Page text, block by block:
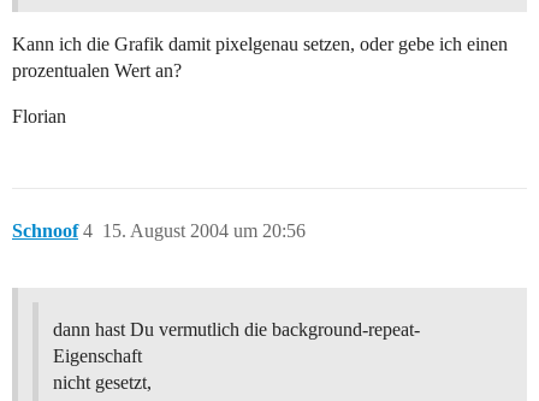
Kann ich die Grafik damit pixelgenau setzen, oder gebe ich einen
prozentualen Wert an?
Florian
Schnoof 15. August 2004 um 20:56
4
dann hast Du vermutlich die background-repeat-
Eigenschaft
nicht gesetzt,